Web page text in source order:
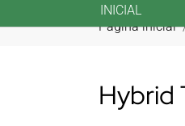
Saltar al contenido principal
INICIAL
Estás aquí:
Página inicial
Hybrid